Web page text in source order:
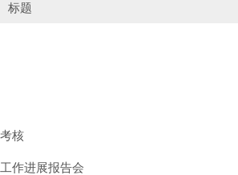
标题
核
作进展报告会